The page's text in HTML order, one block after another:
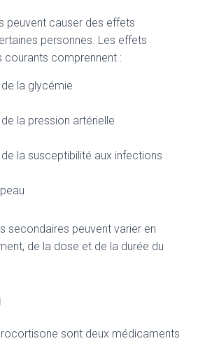
peuvent causer des effets
personnes. Les effets
courants comprennent :
la glycémie
la pression artérielle
la susceptibilité aux infections
secondaires peuvent varier en
de la dose et de la durée du
sont deux médicaments